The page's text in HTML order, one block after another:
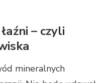
– czyli
mineralnych